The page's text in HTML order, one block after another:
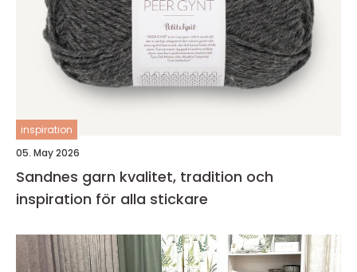
inspiration
05. May 2026
Sandnes garn kvalitet, tradition och
inspiration för alla stickare